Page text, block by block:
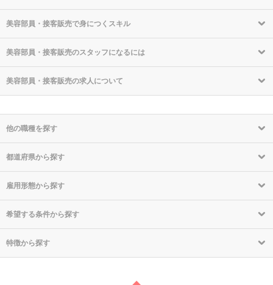
美容部員・接客販売で身につくスキル
美容部員・接客販売のスタッフになるには
美容部員・接客販売の求人について
他の職種を探す
都道府県から探す
雇用形態から探す
希望する条件から探す
特徴から探す